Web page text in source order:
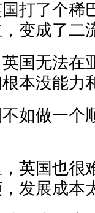
打了个稀
变成了二
国无法在
本没能力
如做一个
英国也很
发展成本